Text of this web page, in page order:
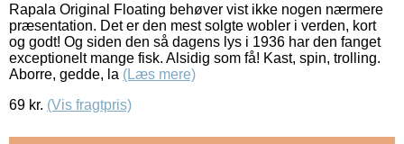
Rapala Original Floating behøver vist ikke nogen nærmere
præsentation. Det er den mest solgte wobler i verden, kort
og godt! Og siden den så dagens lys i 1936 har den fanget
exceptionelt mange fisk. Alsidig som få! Kast, spin, trolling.
Aborre, gedde, la (Læs mere)
69 kr. (Vis fragtpris)